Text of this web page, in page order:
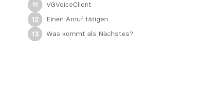
11
VGVoiceClient
12
Einen Anruf tätigen
13
Was kommt als Nächstes?